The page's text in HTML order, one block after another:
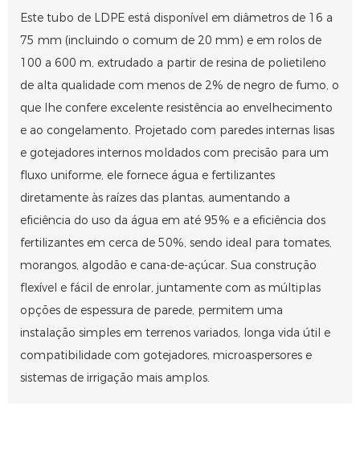
Este tubo de LDPE está disponível em diâmetros de 16 a
75 mm (incluindo o comum de 20 mm) e em rolos de
100 a 600 m, extrudado a partir de resina de polietileno
de alta qualidade com menos de 2% de negro de fumo, o
que lhe confere excelente resistência ao envelhecimento
e ao congelamento. Projetado com paredes internas lisas
e gotejadores internos moldados com precisão para um
fluxo uniforme, ele fornece água e fertilizantes
diretamente às raízes das plantas, aumentando a
eficiência do uso da água em até 95% e a eficiência dos
fertilizantes em cerca de 50%, sendo ideal para tomates,
morangos, algodão e cana-de-açúcar. Sua construção
flexível e fácil de enrolar, juntamente com as múltiplas
opções de espessura de parede, permitem uma
instalação simples em terrenos variados, longa vida útil e
compatibilidade com gotejadores, microaspersores e
sistemas de irrigação mais amplos.